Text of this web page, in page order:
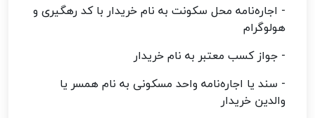
- اجاره‌نامه محل سکونت به نام خریدار با کد رهگیری و
هولوگرام
- جواز کسب معتبر به نام خریدار
- سند یا اجاره‌نامه واحد مسکونی به نام همسر یا
والدین خریدار